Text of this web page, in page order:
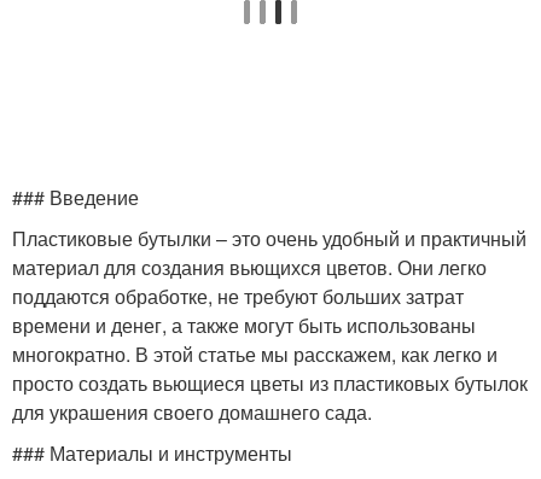
### Введение
Пластиковые бутылки – это очень удобный и практичный
материал для создания вьющихся цветов. Они легко
поддаются обработке, не требуют больших затрат
времени и денег, а также могут быть использованы
многократно. В этой статье мы расскажем, как легко и
просто создать вьющиеся цветы из пластиковых бутылок
для украшения своего домашнего сада.
### Материалы и инструменты